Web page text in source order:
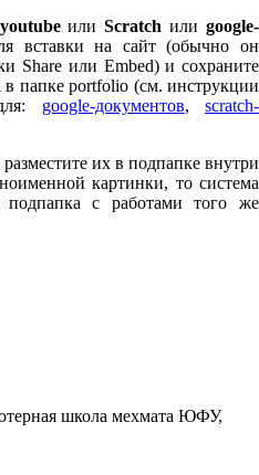
илиScratch или google-
вставки на сайт (обычно он
Share или Embed) и сохраните
папке port­fo­lio (см. инструкции
google-документов,scratch-
их в подпапке внутри
картинки, то система
с работами того же
школа мехмата ЮФУ,